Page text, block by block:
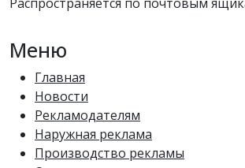
Меню
Главная
Новости
Рекламодателям
Наружная реклама
Производство рекламы